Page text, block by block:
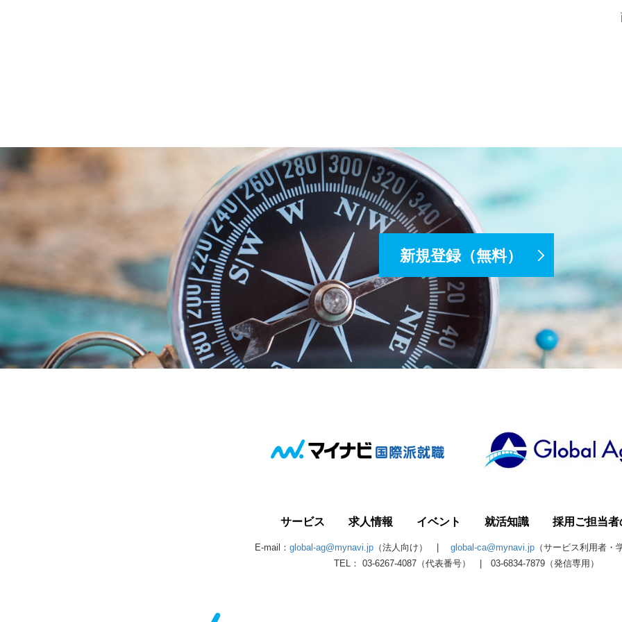
新規登録（無料）
サービス 求人情報 イベント 就活知識 採用ご担当者
E-mail： global-ag@mynavi.jp（法人向け） | global-ca@mynavi.jp（サービス利用者・
TEL： 03-6267-4087（代表番号） | 03-6834-7879（発信専用）